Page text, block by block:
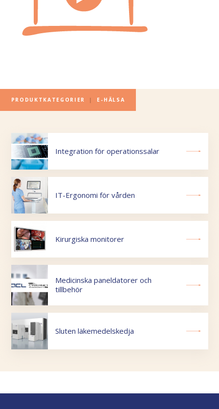
PRODUKTKATEGORIER | E-HÄLSA
Integration för operationssalar
IT-Ergonomi för vården
Kirurgiska monitorer
Medicinska paneldatorer och
tillbehör
Sluten läkemedelskedja